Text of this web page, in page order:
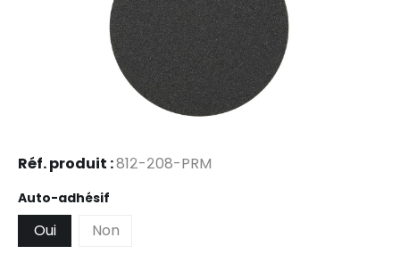
Réf. produit :812-208-PRM
Sélectionnez
Auto-adhésif
Oui Non